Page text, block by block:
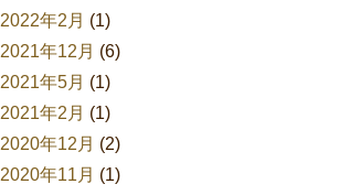
2022年2月 (1)
2021年12月 (6)
2021年5月 (1)
2021年2月 (1)
2020年12月 (2)
2020年11月 (1)